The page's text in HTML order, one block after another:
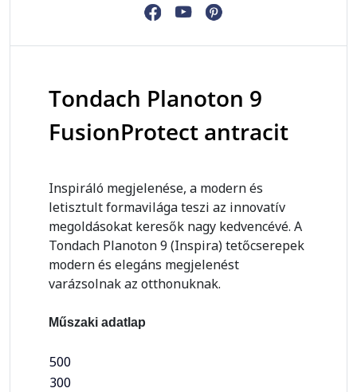
Tondach Planoton 9
FusionProtect antracit
Inspiráló megjelenése, a modern és
letisztult formavilága teszi az innovatív
megoldásokat keresők nagy kedvencévé. A
Tondach Planoton 9 (Inspira) tetőcserepek
modern és elegáns megjelenést
varázsolnak az otthonuknak.
Műszaki adatlap
500
300